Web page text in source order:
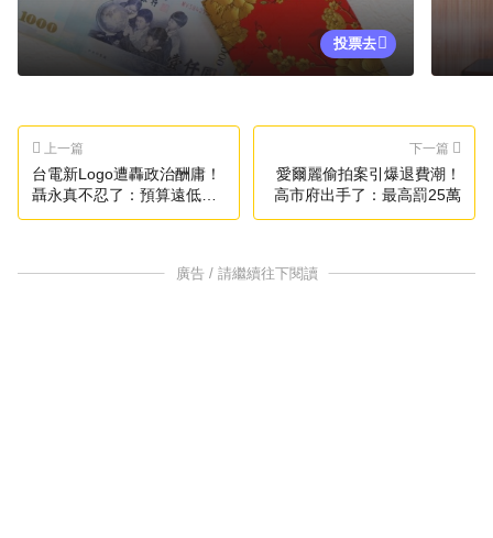
投票去
上一篇
台電新Logo遭轟政治酬庸！
聶永真不忍了：預算遠低於
行情
下一篇
愛爾麗偷拍案引爆退費潮！
高市府出手了：最高罰25萬
廣告 / 請繼續往下閱讀